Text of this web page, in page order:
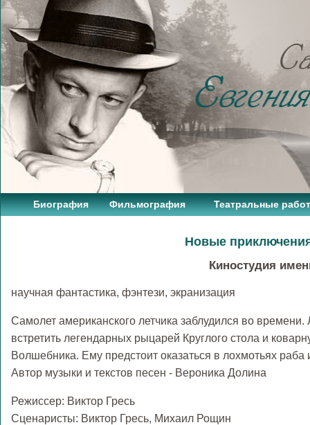
Биография Фильмография Театральные
Новые
Киностудия
научная фантастика, фэнтези, экранизация
Самолет американского летчика заблудился во
встретить легендарных рыцарей Круглого стола и
Волшебника. Ему предстоит оказаться в лохмотьях раба
Автор музыки и текстов песен - Вероника Долина
Режиссер: Виктор Гресь
Сценаристы: Виктор Гресь, Михаил Рощин